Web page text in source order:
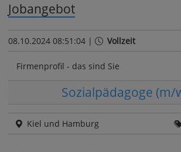
Jobangebot
08.10.2024 08:51:04 | Vollzeit
Firmenprofil - das sind Sie
Sozialpädagoge (m/
Kiel und Hamburg